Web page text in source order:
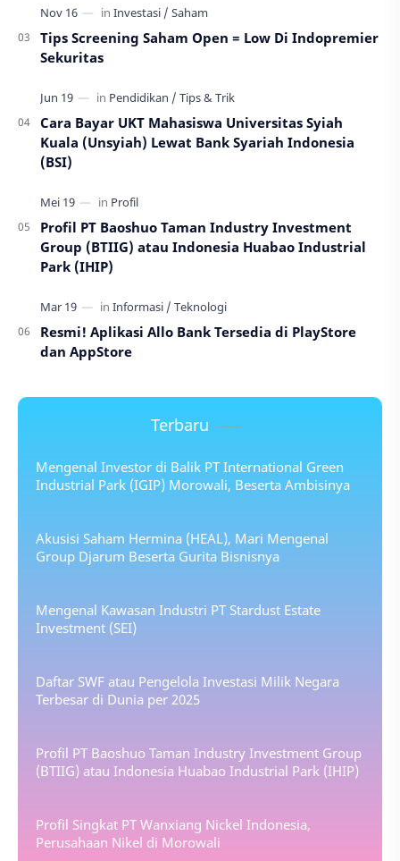
Tips Screening Saham Open = Low Di Indopremier
Sekuritas
Cara Bayar UKT Mahasiswa Universitas Syiah
Kuala (Unsyiah) Lewat Bank Syariah Indonesia
(BSI)
Profil PT Baoshuo Taman Industry Investment
Group (BTIIG) atau Indonesia Huabao Industrial
Park (IHIP)
Resmi! Aplikasi Allo Bank Tersedia di PlayStore
dan AppStore
Terbaru
Mengenal Investor di Balik PT International Green
Industrial Park (IGIP) Morowali, Beserta Ambisinya
Akusisi Saham Hermina (HEAL), Mari Mengenal
Group Djarum Beserta Gurita Bisnisnya
Mengenal Kawasan Industri PT Stardust Estate
Investment (SEI)
Daftar SWF atau Pengelola Investasi Milik Negara
Terbesar di Dunia per 2025
Profil PT Baoshuo Taman Industry Investment Group
(BTIIG) atau Indonesia Huabao Industrial Park (IHIP)
Profil Singkat PT Wanxiang Nickel Indonesia,
Perusahaan Nikel di Morowali